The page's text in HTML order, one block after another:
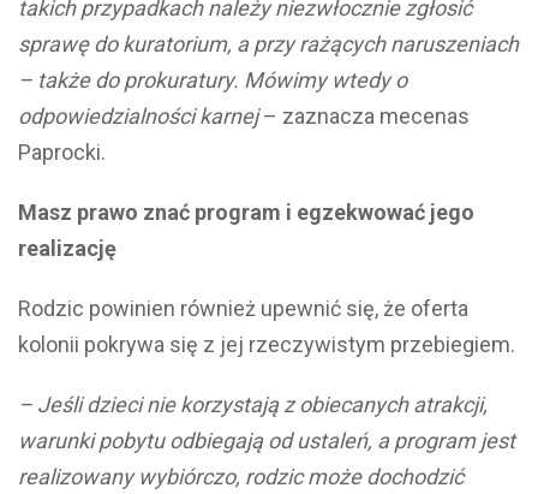
takich przypadkach należy niezwłocznie zgłosić
sprawę do kuratorium, a przy rażących naruszeniach
– także do prokuratury. Mówimy wtedy o
odpowiedzialności karnej– zaznacza mecenas
Paprocki.
Masz prawo znać program i egzekwować jego
realizację
Rodzic powinien również upewnić się, że oferta
kolonii pokrywa się z jej rzeczywistym przebiegiem.
– Jeśli dzieci nie korzystają z obiecanych atrakcji,
warunki pobytu odbiegają od ustaleń, a program jest
realizowany wybiórczo, rodzic może dochodzić